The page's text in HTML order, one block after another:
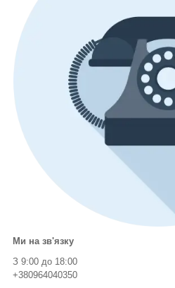
Ми на зв'язку
З 9:00 до 18:00
+380964040350